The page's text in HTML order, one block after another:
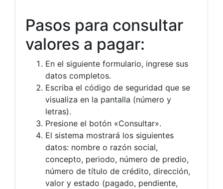
Pasos para consultar
valores a pagar:
En el siguiente formulario, ingrese sus
datos completos.
Escriba el código de seguridad que se
visualiza en la pantalla (número y
letras).
Presione el botón «Consultar».
El sistema mostrará los siguientes
datos: nombre o razón social,
concepto, periodo, número de predio,
número de título de crédito, dirección,
valor y estado (pagado, pendiente,